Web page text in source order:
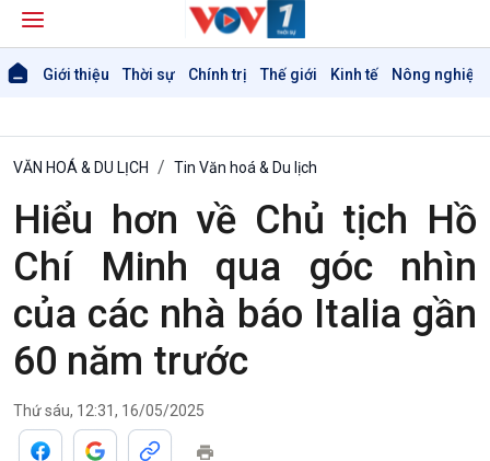
Giới thiệu Thời sự Chính trị Thế giới Kinh tế Nông nghiệp
VĂN HOÁ & DU LỊCH Tin Văn hoá & Du lịch
Hiểu hơn về Chủ tịch Hồ
Chí Minh qua góc nhìn
của các nhà báo Italia gần
60 năm trước
Thứ sáu, 12:31, 16/05/2025